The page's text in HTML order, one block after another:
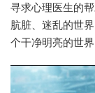
寻求心理医生的
肮脏、迷乱的世
个干净明亮的世